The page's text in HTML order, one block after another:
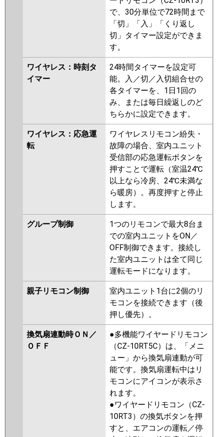
で、30分単位で72時間まで
「切」「入」「くり返し
切」タイマー設定ができま
す。
ワイヤレス：時刻タ
イマー
24時間タイマーを設定可
能。入／切／入切組合せの
各タイマーを、1日1回の
み、または毎日繰返しのど
ちらかに設定できます。
ワイヤレス：応急運
転
ワイヤレスリモコン紛失・
故障の場合、室内ユニット
受信部の応急運転ボタンを
押すことで運転（室温24℃
以上なら冷房、24℃未満な
ら暖房）。再度押すと停止
します。
グループ制御
1つのリモコンで最大8台ま
での室内ユニットをON／
OFF制御できます。接続し
た室内ユニットは全て同じ
運転モードになります。
親子リモコン制御
室内ユニット1台に2個のリ
モコンを接続できます（後
押し優先）。
換気扇連動時ＯＮ／
ＯＦＦ
●多機能ワイヤードリモコン
（CZ-10RT5C）は、「メニ
ュー」から換気扇連動が可
能です。換気扇運転中はリ
モコンにアイコンが表示さ
れます。
●ワイヤードリモコン（CZ-
10RT3）の換気ボタンを押
すと、エアコンの運転／停